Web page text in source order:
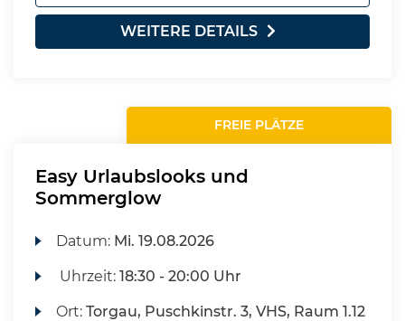
WEITERE DETAILS
FREIE PLÄTZE
Easy Urlaubslooks und
Sommerglow
Datum: Mi. 19.08.2026
Uhrzeit:18:30 - 20:00 Uhr
Ort:Torgau, Puschkinstr. 3, VHS, Raum 1.12